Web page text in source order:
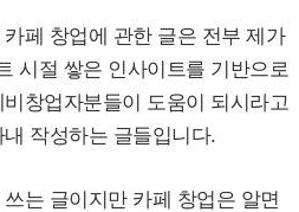
페 창업에 관한 글은 전부 제가
시절 쌓은 인사이트를 기반으로
창업자분들이 도움이 되시라고
작성하는 글들입니다.
는 글이지만 카페 창업은 알면